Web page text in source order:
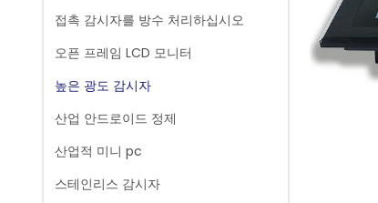
접촉 감시자를 방수 처리하십시오
오픈 프레임 LCD 모니터
높은 광도 감시자
산업 안드로이드 정제
산업적 미니 pc
스테인리스 감시자